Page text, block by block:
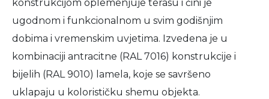
konstrukcijom oplemenjuje terasu i čini je
ugodnom i funkcionalnom u svim godišnjim
dobima i vremenskim uvjetima. Izvedena je u
kombinaciji antracitne (RAL 7016) konstrukcije i
bijelih (RAL 9010) lamela, koje se savršeno
uklapaju u kolorističku shemu objekta.